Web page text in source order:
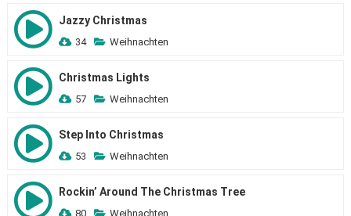
Jazzy Christmas
34 Weihnachten
Christmas Lights
57 Weihnachten
Step Into Christmas
53 Weihnachten
Rockin’ Around The Christmas Tree
80 Weihnachten